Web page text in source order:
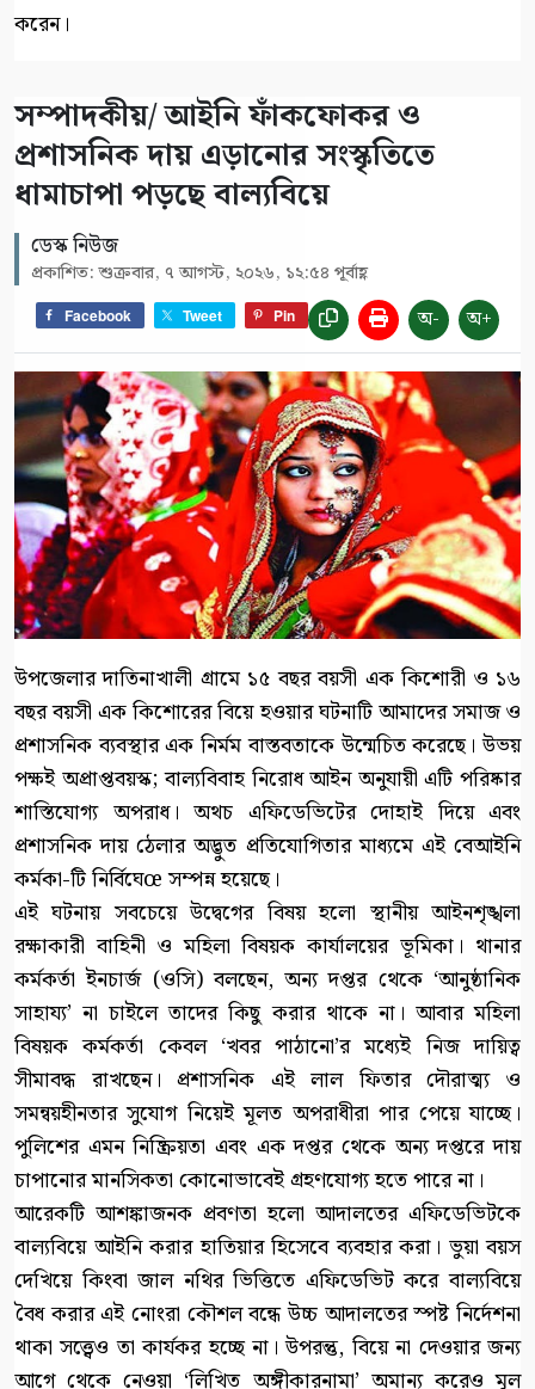
করেন।
সম্পাদকীয়/ আইনি ফাঁকফোকর ও
প্রশাসনিক দায় এড়ানোর সংস্কৃতিতে
ধামাচাপা পড়ছে বাল্যবিয়ে
ডেস্ক নিউজ
প্রকাশিত: শুক্রবার, ৭ আগস্ট, ২০২৬, ১২:৫৪ পূর্বাহ্ণ
Facebook Tweet Pin অ- অ+
উপজেলার দাতিনাখালী গ্রামে ১৫ বছর বয়সী এক কিশোরী ও ১৬
বছর বয়সী এক কিশোরের বিয়ে হওয়ার ঘটনাটি আমাদের সমাজ ও
প্রশাসনিক ব্যবস্থার এক নির্মম বাস্তবতাকে উন্মেচিত করেছে। উভয়
পক্ষই অপ্রাপ্তবয়স্ক; বাল্যবিবাহ নিরোধ আইন অনুযায়ী এটি পরিষ্কার
শাস্তিযোগ্য অপরাধ। অথচ এফিডেভিটের দোহাই দিয়ে এবং
প্রশাসনিক দায় ঠেলার অদ্ভুত প্রতিযোগিতার মাধ্যমে এই বেআইনি
কর্মকা-টি নির্বিঘেœ সম্পন্ন হয়েছে।
এই ঘটনায় সবচেয়ে উদ্বেগের বিষয় হলো স্থানীয় আইনশৃঙ্খলা
রক্ষাকারী বাহিনী ও মহিলা বিষয়ক কার্যালয়ের ভূমিকা। থানার
কর্মকর্তা ইনচার্জ (ওসি) বলছেন, অন্য দপ্তর থেকে ‘আনুষ্ঠানিক
সাহায্য’ না চাইলে তাদের কিছু করার থাকে না। আবার মহিলা
বিষয়ক কর্মকর্তা কেবল ‘খবর পাঠানো’র মধ্যেই নিজ দায়িত্ব
সীমাবদ্ধ রাখছেন। প্রশাসনিক এই লাল ফিতার দৌরাত্ম্য ও
সমন্বয়হীনতার সুযোগ নিয়েই মূলত অপরাধীরা পার পেয়ে যাচ্ছে।
পুলিশের এমন নিষ্ক্রিয়তা এবং এক দপ্তর থেকে অন্য দপ্তরে দায়
চাপানোর মানসিকতা কোনোভাবেই গ্রহণযোগ্য হতে পারে না।
আরেকটি আশঙ্কাজনক প্রবণতা হলো আদালতের এফিডেভিটকে
বাল্যবিয়ে আইনি করার হাতিয়ার হিসেবে ব্যবহার করা। ভুয়া বয়স
দেখিয়ে কিংবা জাল নথির ভিত্তিতে এফিডেভিট করে বাল্যবিয়ে
বৈধ করার এই নোংরা কৌশল বন্ধে উচ্চ আদালতের স্পষ্ট নির্দেশনা
থাকা সত্ত্বেও তা কার্যকর হচ্ছে না। উপরন্তু, বিয়ে না দেওয়ার জন্য
আগে থেকে নেওয়া ‘লিখিত অঙ্গীকারনামা’ অমান্য করেও মূল